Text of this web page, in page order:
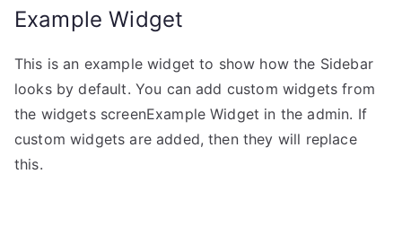
Example Widget
This is an example widget to show how the Sidebar
looks by default. You can add custom widgets from
the widgets screenExample Widget in the admin. If
custom widgets are added, then they will replace
this.